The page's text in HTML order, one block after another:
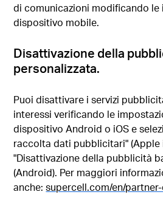
di comunicazioni modificando
dispositivo mobile.
Disattivazione della
personalizzata.
Puoi disattivare i servizi
interessi verificando le
dispositivo Android o iOS e
raccolta dati pubblicitari" (Apple
"Disattivazione della pubblicità
(Android). Per maggiori
anche:supercell.com/en/